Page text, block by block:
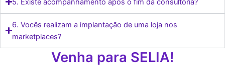
5. Existe acompanhamento após o fim da consultoria?
6. Vocês realizam a implantação de uma loja nos
marketplaces?
Venha para SELIA!